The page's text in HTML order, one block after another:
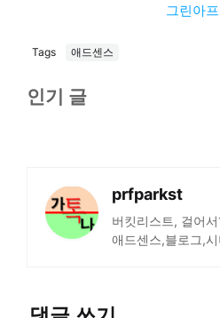
그린아
Tags 애드센스
인기 글
prfparkst
버킷리스트, 걸어
애드센스,블로그,